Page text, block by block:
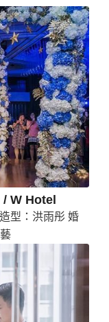
W Hotel
型：洪雨彤 婚